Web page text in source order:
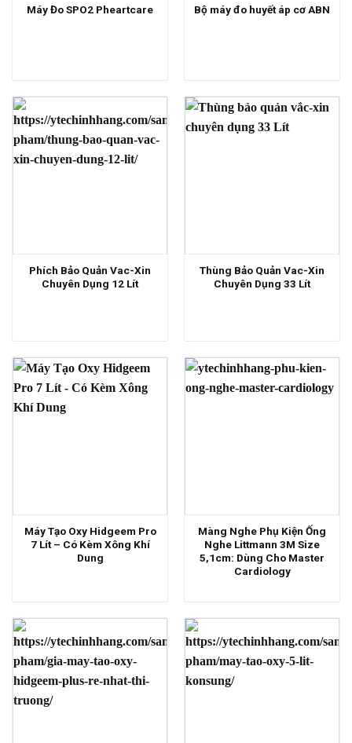
Máy Đo SPO2 Pheartcare Bộ máy đo huyết áp cơ ABN
Phích Bảo Quản Vac-Xin
Chuyên Dụng 12 Lít
Thùng Bảo Quản Vac-Xin
Chuyên Dụng 33 Lít
Máy Tạo Oxy Hidgeem Pro
7 Lít – Có Kèm Xông Khí
Dung
Màng Nghe Phụ Kiện Ống
Nghe Littmann 3M Size
5,1cm: Dùng Cho Master
Cardiology